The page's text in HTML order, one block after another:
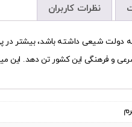
نظرات کاربران
شیعی داشته باشد، بیشتر در پی
و فرهنگی این کشور تن دهد.